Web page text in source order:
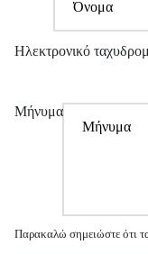
Ηλεκτρονικό
Μήνυμα
Παρακαλώ σημειώστε ότι